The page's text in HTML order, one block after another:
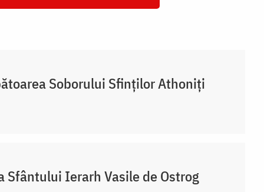
Soborului Sfinților Athoniți
Sfântului Ierarh Vasile de Ostrog